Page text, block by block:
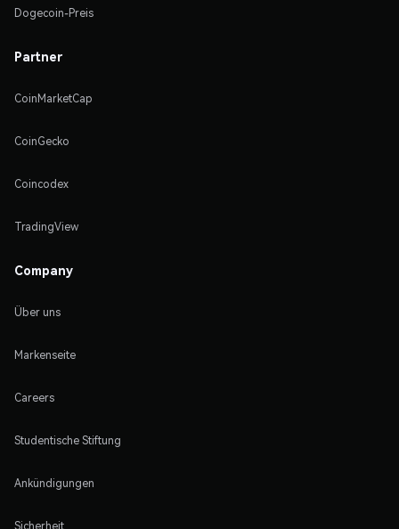
Dogecoin-Preis
Partner
CoinMarketCap
CoinGecko
Coincodex
TradingView
Company
Über uns
Markenseite
Careers
Studentische Stiftung
Ankündigungen
Sicherheit